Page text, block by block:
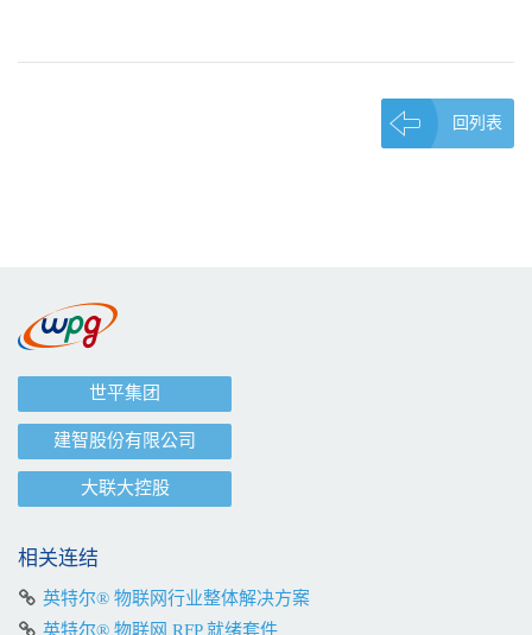
回列表
世平集团
建智股份有限公司
大联大控股
相关连结
英特尔® 物联网行业整体解决方案
英特尔® 物联网 RFP 就绪套件